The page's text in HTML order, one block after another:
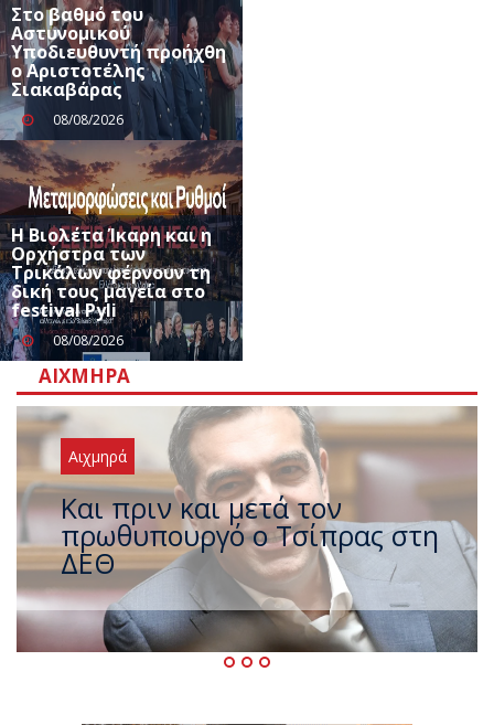
Στο βαθμό του
Αστυνομικού
Υποδιευθυντή προήχθη
ο Αριστοτέλης
Σιακαβάρας
08/08/2026
Η Βιολέτα Ίκαρη και η
Ορχήστρα των
Τρικάλων φέρνουν τη
δική τους μαγεία στο
festival Pyli
08/08/2026
ΑΙΧΜΗΡΆ
Αιχμηρά
Έρχεται νέο ισχυρό κύμα
ζέστης με 40 βαθμούς Κελσίου
– Ο καιρός έως τον
Δεκαπενταύγουστο